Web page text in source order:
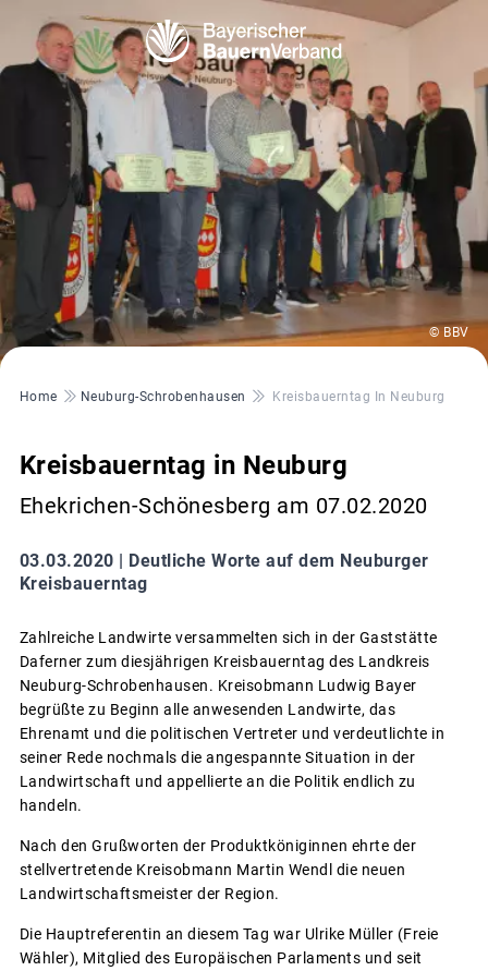
© BBV
Pfadnavigation
Home Neuburg-Schrobenhausen Kreisbauerntag In Neuburg
Kreisbauerntag in Neuburg
Ehekrichen-Schönesberg am 07.02.2020
03.03.2020 | Deutliche Worte auf dem Neuburger
Kreisbauerntag
Zahlreiche Landwirte versammelten sich in der Gaststätte
Daferner zum diesjährigen Kreisbauerntag des Landkreis
Neuburg-Schrobenhausen. Kreisobmann Ludwig Bayer
begrüßte zu Beginn alle anwesenden Landwirte, das
Ehrenamt und die politischen Vertreter und verdeutlichte in
seiner Rede nochmals die angespannte Situation in der
Landwirtschaft und appellierte an die Politik endlich zu
handeln.
Nach den Grußworten der Produktköniginnen ehrte der
stellvertretende Kreisobmann Martin Wendl die neuen
Landwirtschaftsmeister der Region.
Die Hauptreferentin an diesem Tag war Ulrike Müller (Freie
Wähler), Mitglied des Europäischen Parlaments und seit